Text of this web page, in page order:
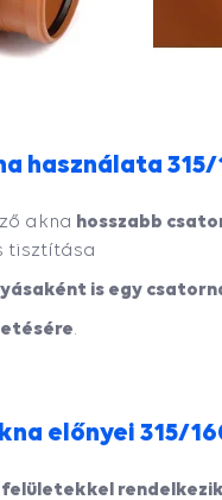
használata
akna hosszabb
tisztítása
is egy
előnyei 315/
felületekkel